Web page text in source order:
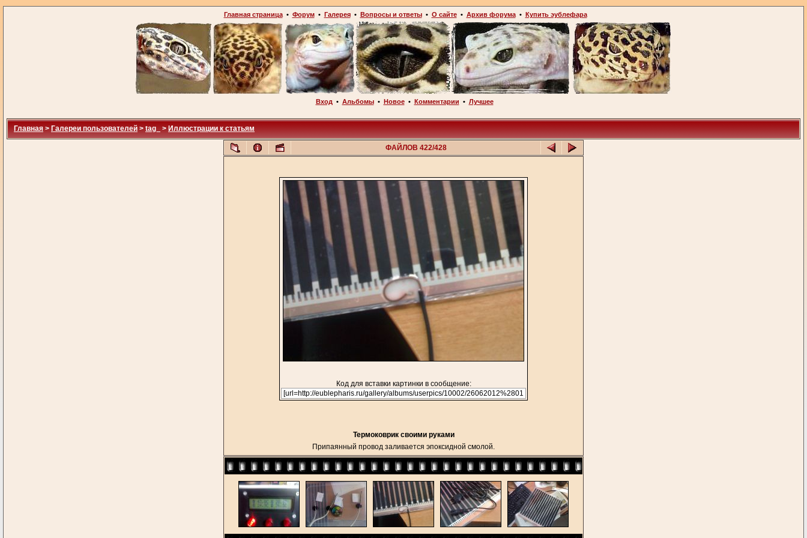
Главная страница• Форум• Галерея• Вопросы и ответы• О сайте• Архив форума• Купить эублефара
Вход • Альбомы• Новое• Комментарии • Лучшее
Главная > Галереи пользователей > tag_ > Иллюстрации к статьям
ФАЙЛОВ 422/428
Код для вставки картинки в сообщение:
Термоковрик своими руками
Припаянный провод заливается эпоксидной смолой.